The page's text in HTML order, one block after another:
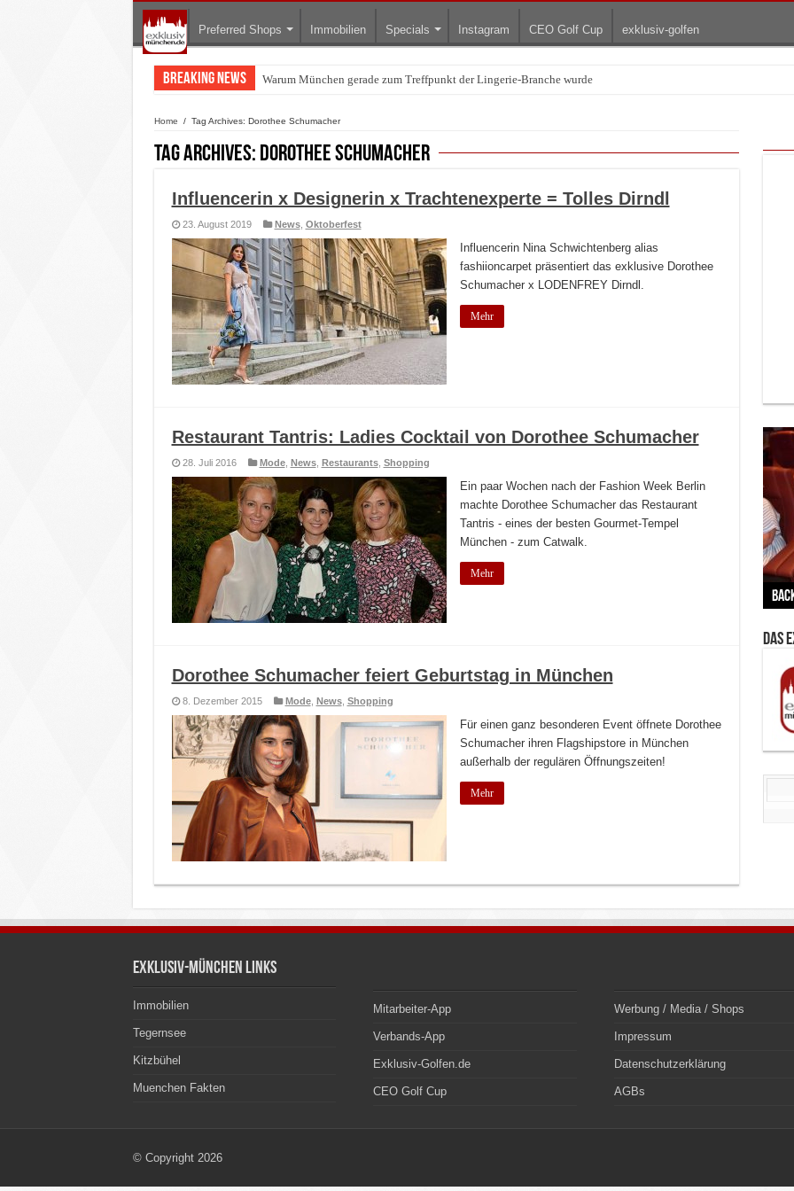
Preferred Shops Immobilien Specials Instagram CEO Golf Cup exklusiv-golfen
Breaking News Warum München gerade zum Treffpunkt der Lingerie-Branche wurde
BMW Art Cars in München: Warum die rollenden Kunstwerke bis heute einzigartig sind
Home / Tag Archives: Dorothee Schumacher
Tag Archives: Dorothee Schumacher
Influencerin x Designerin x Trachtenexperte = Tolles Dirndl
23. August 2019 News, Oktoberfest
Influencerin Nina Schwichtenberg alias
fashiioncarpet präsentiert das exklusive Dorothee
Schumacher x LODENFREY Dirndl.
Mehr
Restaurant Tantris: Ladies Cocktail von Dorothee Schumacher
28. Juli 2016 Mode, News, Restaurants, Shopping
Ein paar Wochen nach der Fashion Week Berlin
machte Dorothee Schumacher das Restaurant
Tantris - eines der besten Gourmet-Tempel
München - zum Catwalk.
Mehr
Dorothee Schumacher feiert Geburtstag in München
8. Dezember 2015 Mode, News, Shopping
Für einen ganz besonderen Event öffnete Dorothee
Schumacher ihren Flagshipstore in München
außerhalb der regulären Öffnungszeiten!
Mehr
Zu
Das
Exklusiv-München Links
Immobilien
Tegernsee
Kitzbühel
Muenchen Fakten
Mitarbeiter-App
Verbands-App
Exklusiv-Golfen.de
CEO Golf Cup
Werbung / Media / Shops
Impressum
Datenschutzerklärung
AGBs
© Copyright 2026